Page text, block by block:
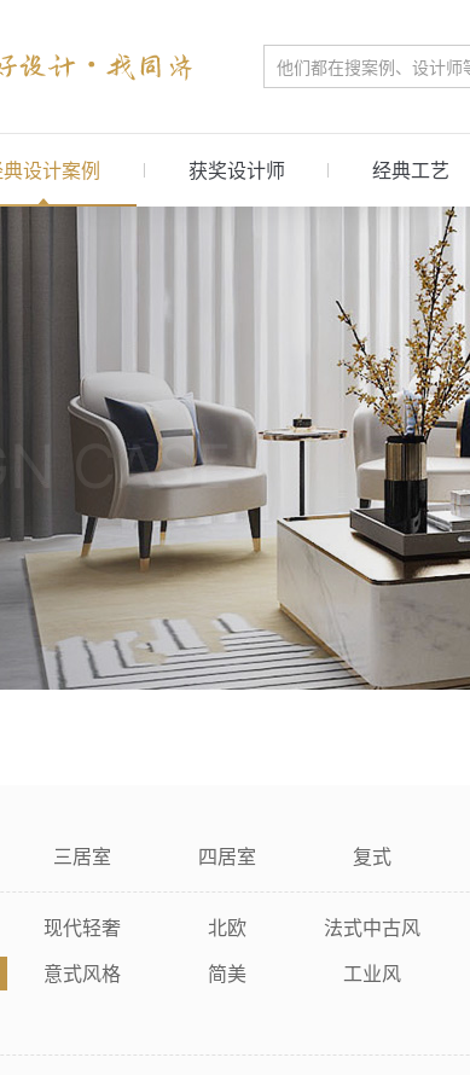
设计案例 获奖设计师 经典工艺
CASE
三居室 四居室 复式
现代轻奢 北欧 法式中古风
意式风格 简美 工业风